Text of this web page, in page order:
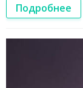
Подробнее